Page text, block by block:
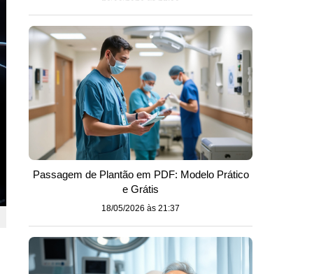
Passagem de Plantão em PDF: Modelo Prático
e Grátis
18/05/2026 às 21:37